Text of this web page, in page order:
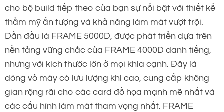
cho bộ build tiếp theo của bạn sự nổi bật với thiết kế
thẩm mỹ ấn tượng và khả năng làm mát vượt trội.
Dẫn đầu là FRAME 5000D, được phát triển dựa trên
nền tảng vững chắc của FRAME 4000D danh tiếng,
nhưng với kích thước lớn ở mọi khía cạnh. Đây là
dòng vỏ máy có lưu lượng khí cao, cung cấp không
gian rộng rãi cho các card đồ họa mạnh mẽ nhất và
các cấu hình làm mát tham vọng nhất. FRAME